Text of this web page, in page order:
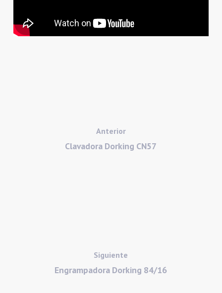
Anterior
Clavadora Dorking CN57
Siguiente
Engrampadora Dorking 84/16